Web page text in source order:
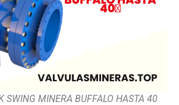
SWING MINERA BUFFALO HASTA 40